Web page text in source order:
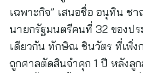
เฉพาะกิจ” เสนอชื่อ อนุทิน ช
นายกรัฐมนตรีคนที่ 32 ของป
เดียวกัน ทักษิณ ชินวัตร ที่เพิ่ง
ถูกศาลตัดสินจำคุก 1 ปี หลังลู